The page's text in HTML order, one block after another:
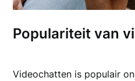
Populariteit van
Videochatten is populair